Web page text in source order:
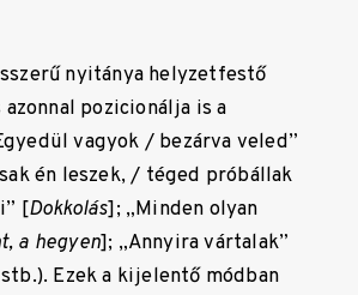
nyitánya helyzetfestő
pozicionálja is a
vagyok / bezárva veled”
én leszek, / téged próbállak
[Dokkolás]; „Minden olyan
a hegyen]; „Annyira vártalak”
Ezek a kijelentő módban